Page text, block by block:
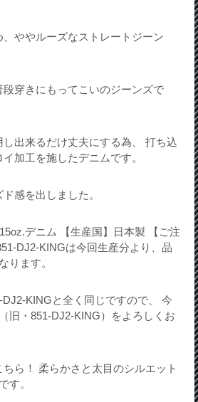
ややルーズなストレートジーン
穿きにもってこいのジーンズで
出来るだけ丈夫にする為、 打ち込
加工を施したデニムです。
感を出しました。
デニム 【生産国】日本製 【ご注
DJ2-KINGは今回生産分より、品
ります。
KINGと全く同じですので、 今
旧・851-DJ2-KING）をよろしくお
ら！ 柔らかさと太目のシルエット
す。